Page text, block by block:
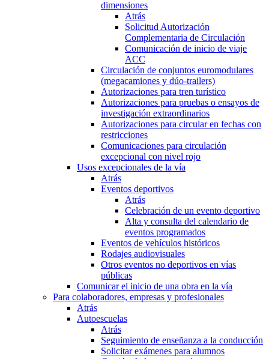
dimensiones
Atrás
Solicitud Autorización
Complementaria de Circulación
Comunicación de inicio de viaje
ACC
Circulación de conjuntos euromodulares
(megacamiones y dúo-trailers)
Autorizaciones para tren turístico
Autorizaciones para pruebas o ensayos de
investigación extraordinarios
Autorizaciones para circular en fechas con
restricciones
Comunicaciones para circulación
excepcional con nivel rojo
Usos excepcionales de la vía
Atrás
Eventos deportivos
Atrás
Celebración de un evento deportivo
Alta y consulta del calendario de
eventos programados
Eventos de vehículos históricos
Rodajes audiovisuales
Otros eventos no deportivos en vías
públicas
Comunicar el inicio de una obra en la vía
Para colaboradores, empresas y profesionales
Atrás
Autoescuelas
Atrás
Seguimiento de enseñanza a la conducción
Solicitar exámenes para alumnos